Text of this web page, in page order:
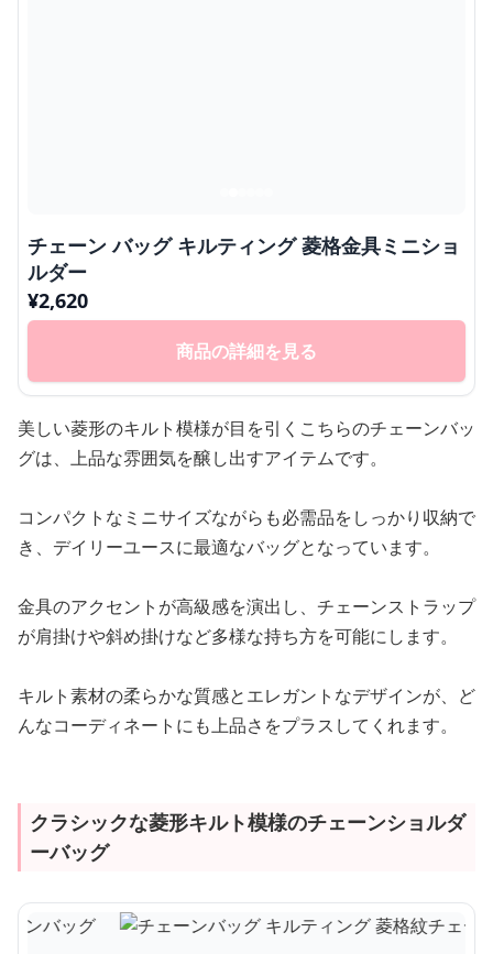
チェーン バッグ キルティング 菱格金具ミニショ
ルダー
¥2,620
商品の詳細を見る
美しい菱形のキルト模様が目を引くこちらのチェーンバッ
グは、上品な雰囲気を醸し出すアイテムです。
コンパクトなミニサイズながらも必需品をしっかり収納で
き、デイリーユースに最適なバッグとなっています。
金具のアクセントが高級感を演出し、チェーンストラップ
が肩掛けや斜め掛けなど多様な持ち方を可能にします。
キルト素材の柔らかな質感とエレガントなデザインが、ど
んなコーディネートにも上品さをプラスしてくれます。
クラシックな菱形キルト模様のチェーンショルダ
ーバッグ